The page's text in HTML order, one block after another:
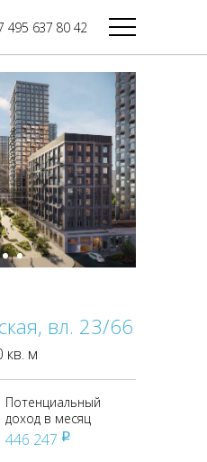
495 637 80 42
Федерация-II
Федерация-I
Столиц,
блок
Столиц,
блок
вл. 23/66
кв. м
Потенциальный
доход в месяц
446 247 pуб